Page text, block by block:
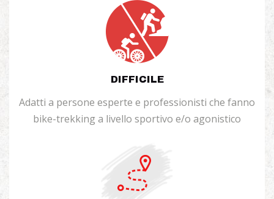
DIFFICILE
Adatti a persone esperte e professionisti che fanno
bike-trekking a livello sportivo e/o agonistico